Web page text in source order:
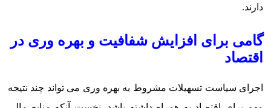
دارند.
گامی برای افزایش شفافیت و بهره وری در
اقتصاد
اجرای سیاست تسهیلات مشروط به بهره وری می تواند چند نتیجه